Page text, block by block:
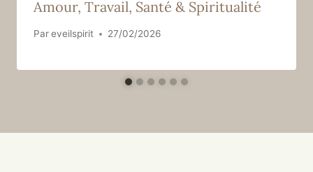
Amour, Travail, Santé & Spiritualité
Pareveilspirit 27/02/2026